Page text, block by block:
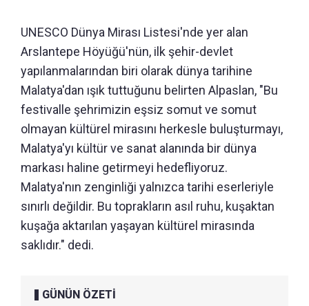
UNESCO Dünya Mirası Listesi'nde yer alan
Arslantepe Höyüğü'nün, ilk şehir-devlet
yapılanmalarından biri olarak dünya tarihine
Malatya'dan ışık tuttuğunu belirten Alpaslan, "Bu
festivalle şehrimizin eşsiz somut ve somut
olmayan kültürel mirasını herkesle buluşturmayı,
Malatya'yı kültür ve sanat alanında bir dünya
markası haline getirmeyi hedefliyoruz.
Malatya'nın zenginliği yalnızca tarihi eserleriyle
sınırlı değildir. Bu toprakların asıl ruhu, kuşaktan
kuşağa aktarılan yaşayan kültürel mirasında
saklıdır." dedi.
GÜNÜN ÖZETİ